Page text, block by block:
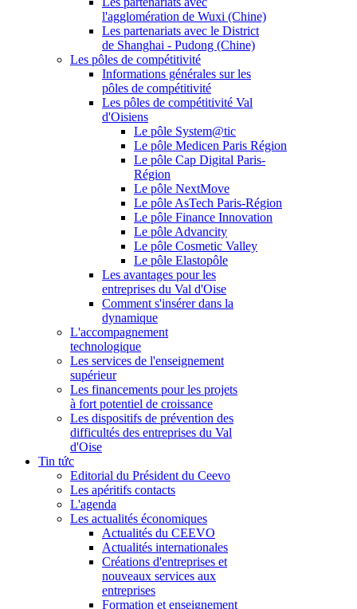
l'agglomération de Wuxi (Chine)
Les partenariats avec le District
de Shanghai - Pudong (Chine)
Les pôles de compétitivité
Informations générales sur les
pôles de compétitivité
Les pôles de compétitivité Val
d'Oisiens
Le pôle System@tic
Le pôle Medicen Paris Région
Le pôle Cap Digital Paris-
Région
Le pôle NextMove
Le pôle AsTech Paris-Région
Le pôle Finance Innovation
Le pôle Advancity
Le pôle Cosmetic Valley
Le pôle Elastopôle
Les avantages pour les
entreprises du Val d'Oise
Comment s'insérer dans la
dynamique
L'accompagnement
technologique
Les services de l'enseignement
supérieur
Les financements pour les projets
à fort potentiel de croissance
Les dispositifs de prévention des
difficultés des entreprises du Val
d'Oise
Tin tức
Editorial du Président du Ceevo
Les apéritifs contacts
L'agenda
Les actualités économiques
Actualités du CEEVO
Actualités internationales
Créations d'entreprises et
nouveaux services aux
entreprises
Formation et enseignement